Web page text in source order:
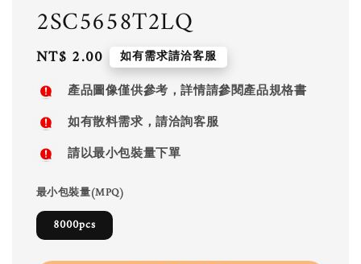
2SC5658T2LQ
Regular
price
NT$ 2.00 如有需求請洽客服
產品圖像僅供參考，詳情請參閱產品規格書
如有散料需求，請洽詢客服
請以最小包裝量下單
最小包裝量(MPQ)
8000pcs